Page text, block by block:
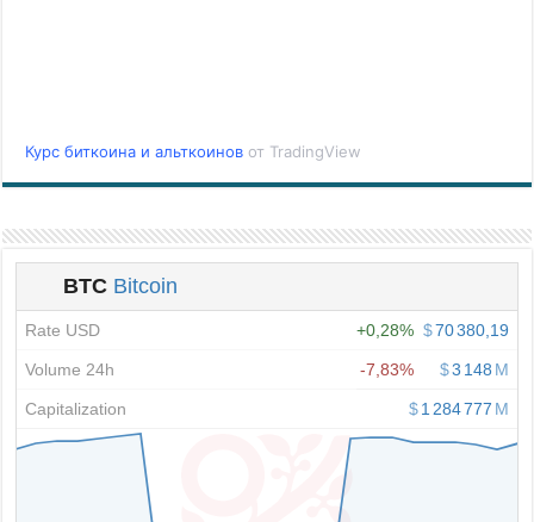
Курс биткоина и альткоинов от TradingView